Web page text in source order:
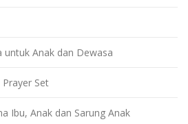
untuk Anak dan Dewasa
Prayer Set
Ibu, Anak dan Sarung Anak